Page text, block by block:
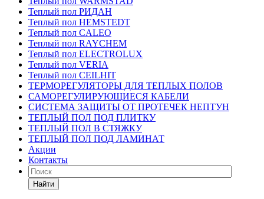
Теплый пол РИДАН
Теплый пол HEMSTEDT
Теплый пол CALEO
Теплый пол RAYCHEM
Теплый пол ELECTROLUX
Теплый пол VERIA
Теплый пол CEILHIT
ТЕРМОРЕГУЛЯТОРЫ ДЛЯ ТЕПЛЫХ ПОЛОВ
САМОРЕГУЛИРУЮЩИЕСЯ КАБЕЛИ
СИСТЕМА ЗАЩИТЫ ОТ ПРОТЕЧЕК НЕПТУН
ТЕПЛЫЙ ПОЛ ПОД ПЛИТКУ
ТЕПЛЫЙ ПОЛ В СТЯЖКУ
ТЕПЛЫЙ ПОЛ ПОД ЛАМИНАТ
Акции
Контакты
Найти